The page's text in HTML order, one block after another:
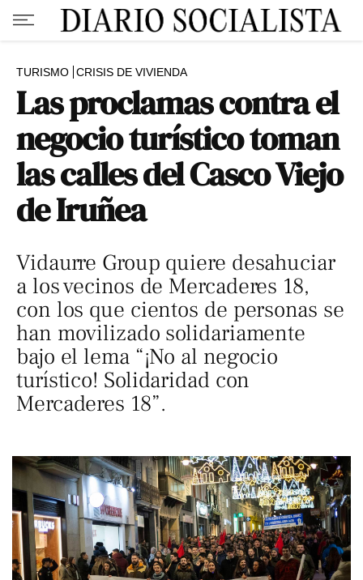
TURISMO CRISIS DE VIVIENDA
Las proclamas contra el
negocio turístico toman
las calles del Casco Viejo
de Iruñea
Vidaurre Group quiere desahuciar
a los vecinos de Mercaderes 18,
con los que cientos de personas se
han movilizado solidariamente
bajo el lema “¡No al negocio
turístico! Solidaridad con
Mercaderes 18”.